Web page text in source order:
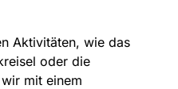
Aktivitäten, wie das
oder die
mit einem